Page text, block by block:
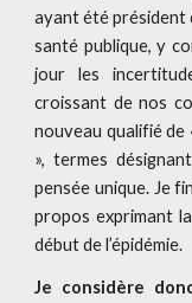
ayant été président
santé publique, y
jour les
croissant de nos
nouveau qualifié de
», termes
pensée unique. Je
propos exprimant
début de l’épidémie.
Je considère